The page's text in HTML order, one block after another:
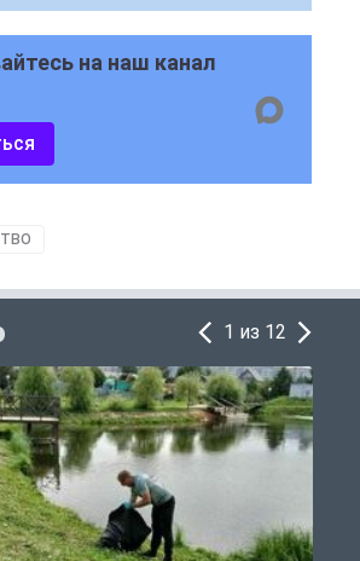
на наш канал
1 из 12